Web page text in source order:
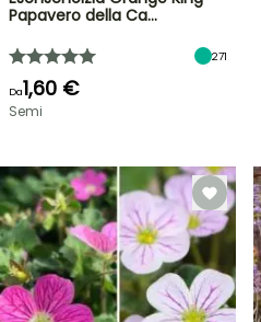
Papavero della Ca…
271
Da1,60 €
Semi